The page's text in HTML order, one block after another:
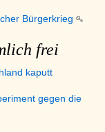
Bürgerkrieg
frei
kaputt
gegen die